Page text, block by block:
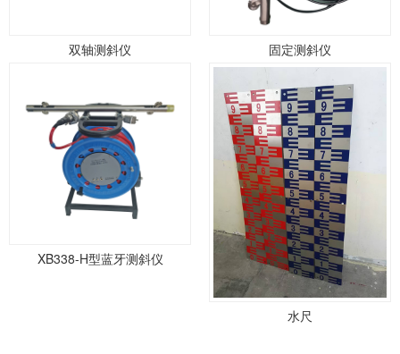
双轴测斜仪 固定测斜仪
XB338-H型蓝牙测斜仪
水尺